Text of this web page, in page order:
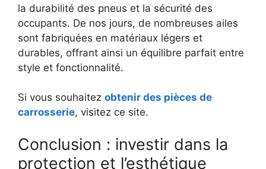
la durabilité des pneus et la sécurité des
occupants. De nos jours, de nombreuses ailes
sont fabriquées en matériaux légers et
durables, offrant ainsi un équilibre parfait entre
style et fonctionnalité.
Si vous souhaitez obtenir des pièces de
carrosserie, visitez ce site.
Conclusion : investir dans la
protection et l’esthétique